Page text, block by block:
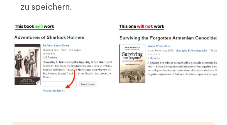
zu speichern.